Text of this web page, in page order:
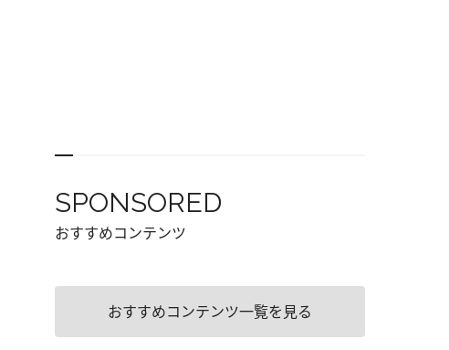
SPONSORED
おすすめコンテンツ
おすすめコンテンツ一覧を見る